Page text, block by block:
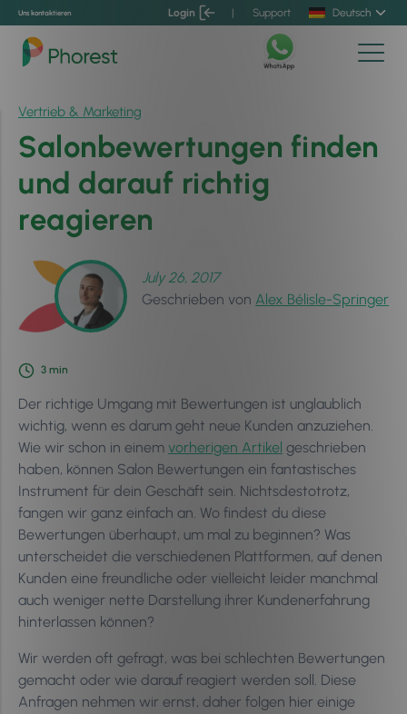
Uns kontaktieren Login | Support Deutsch
Vertrieb & Marketing
Salonbewertungen finden
und darauf richtig
reagieren
July 26, 2017
Geschrieben von Alex Bélisle-Springer
3 min
Der richtige Umgang mit Bewertungen ist unglaublich
wichtig, wenn es darum geht neue Kunden anzuziehen.
Wie wir schon in einem vorherigen Artikel geschrieben
haben, können Salon Bewertungen ein fantastisches
Instrument für dein Geschäft sein. Nichtsdestotrotz,
fangen wir ganz einfach an. Wo findest du diese
Bewertungen überhaupt, um mal zu beginnen? Was
unterscheidet die verschiedenen Plattformen, auf denen
Kunden eine freundliche oder vielleicht leider manchmal
auch weniger nette Darstellung ihrer Kundenerfahrung
hinterlassen können?
Wir werden oft gefragt, was bei schlechten Bewertungen
gemacht oder wie darauf reagiert werden soll. Diese
Anfragen nehmen wir ernst, daher folgen hier einige